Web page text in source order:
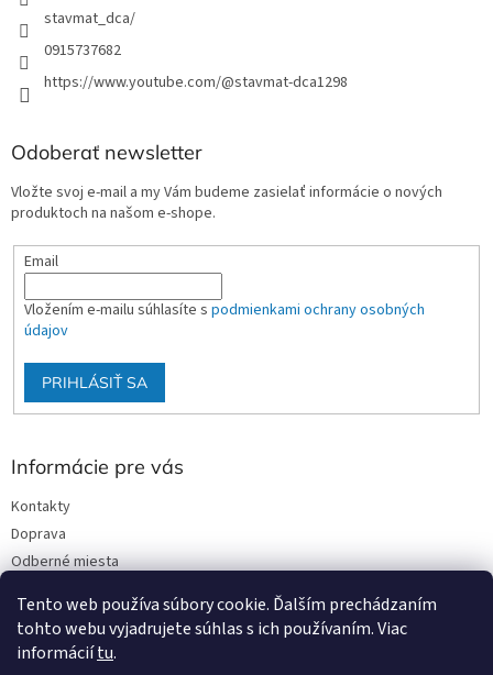
Tento web používa súbory cookie. Ďalším prechádzaním
tohto webu vyjadrujete súhlas s ich používaním. Viac
informáciítu.
stavmat_dca/
0915737682
https://www.youtube.com/@stavmat-dca1298
Odoberať newsletter
Vložte svoj e-mail a my Vám budeme zasielať informácie o nových
produktoch na našom e-shope.
Email
Vložením e-mailu súhlasíte s podmienkami ochrany osobných
údajov
PRIHLÁSIŤ SA
Informácie pre vás
Kontakty
Doprava
Odberné miesta
Obchodné podmienky